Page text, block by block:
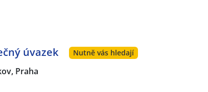
úvazek Nutně vás hledají
Praha